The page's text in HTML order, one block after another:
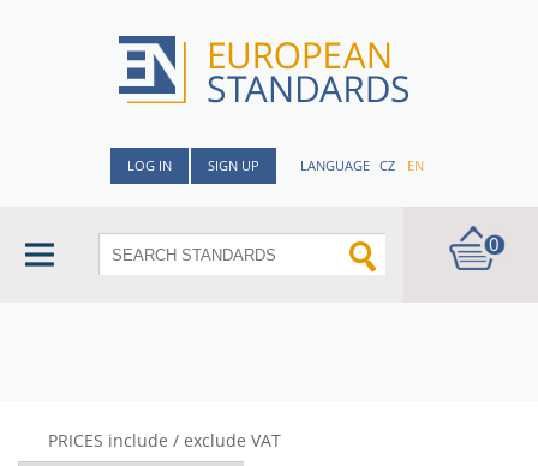
LOG IN SIGN UP LANGUAGE CZ EN
0
PRICES include / exclude VAT